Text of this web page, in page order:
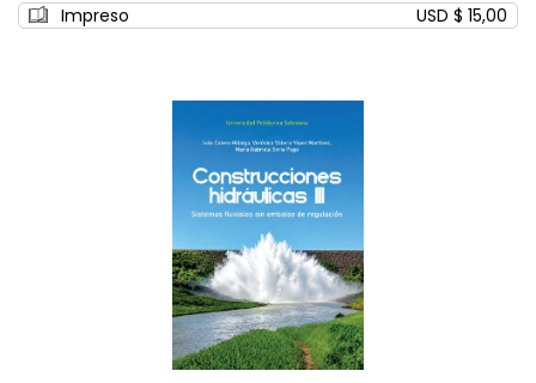
Impreso
USD $ 15,00